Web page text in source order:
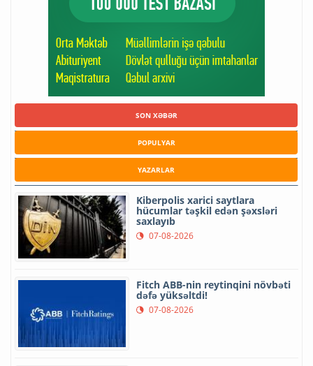
SON XƏBƏR
POPULYAR
YAZARLAR
Kiberpolis xarici saytlara
hücumlar təşkil edən şəxsləri
saxlayıb
07-08-2026
Fitch ABB-nin reytinqini növbəti
dəfə yüksəltdi!
07-08-2026